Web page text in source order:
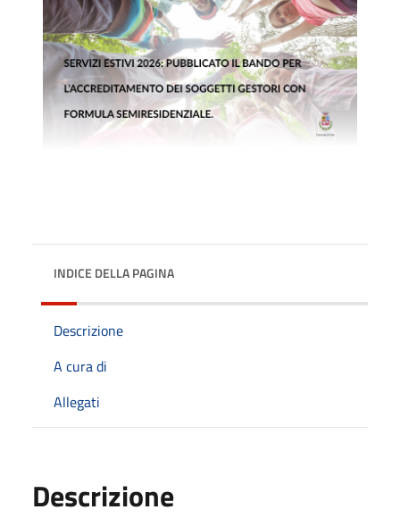
INDICE DELLA PAGINA
Descrizione
A cura di
Allegati
Descrizione